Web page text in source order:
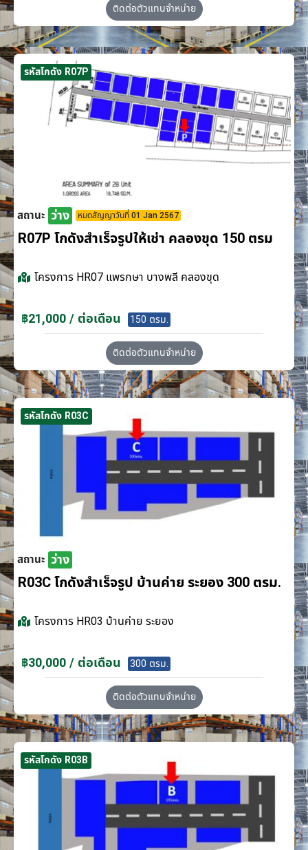
ติดต่อตัวแทนจำหน่าย
รหัสโกดัง R07P
สถานะ ว่าง หมดสัญญาวันที่ 01 Jan 2567
R07P โกดังสำเร็จรูปให้เช่า คลองขุด 150 ตรม
โครงการ HR07 แพรกษา บางพลี คลองขุด
฿21,000 / ต่อเดือน 150 ตรม.
ติดต่อตัวแทนจำหน่าย
รหัสโกดัง R03C
สถานะ ว่าง
R03C โกดังสำเร็จรูป บ้านค่าย ระยอง 300 ตรม.
โครงการ HR03 บ้านค่าย ระยอง
฿30,000 / ต่อเดือน 300 ตรม.
ติดต่อตัวแทนจำหน่าย
รหัสโกดัง R03B